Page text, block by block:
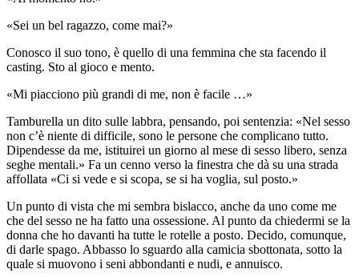
«Sei un bel ragazzo, come mai?»
Conosco il suo tono, è quello di una femmina che sta facendo il
casting. Sto al gioco e mento.
«Mi piacciono più grandi di me, non è facile …»
Tamburella un dito sulle labbra, pensando, poi sentenzia: «Nel sesso
non c’è niente di difficile, sono le persone che complicano tutto.
Dipendesse da me, istituirei un giorno al mese di sesso libero, senza
seghe mentali.» Fa un cenno verso la finestra che dà su una strada
affollata «Ci si vede e si scopa, se si ha voglia, sul posto.»
Un punto di vista che mi sembra bislacco, anche da uno come me
che del sesso ne ha fatto una ossessione. Al punto da chiedermi se la
donna che ho davanti ha tutte le rotelle a posto. Decido, comunque,
di darle spago. Abbasso lo sguardo alla camicia sbottonata, sotto la
quale si muovono i seni abbondanti e nudi, e annuisco.